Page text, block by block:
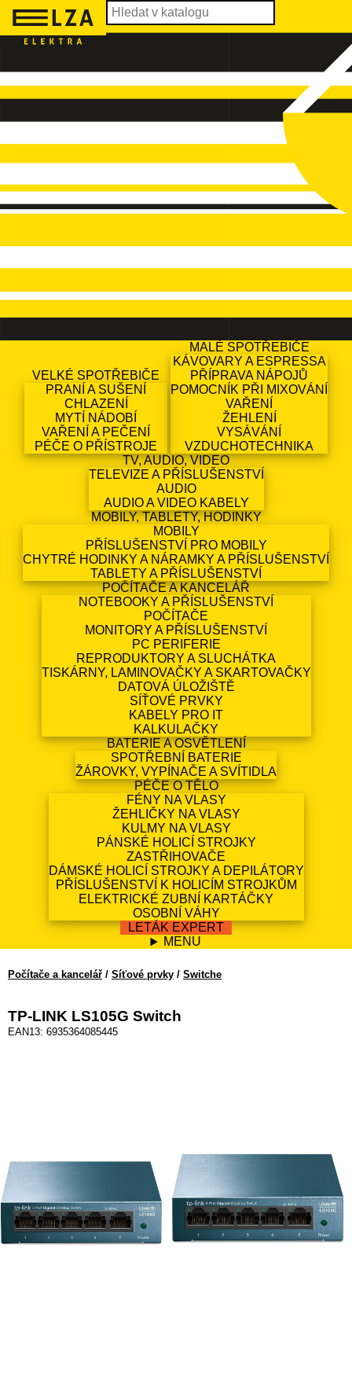
VELKÉ SPOTŘEBIČE
PRANÍ A SUŠENÍ
CHLAZENÍ
MYTÍ NÁDOBÍ
VAŘENÍ A PEČENÍ
PÉČE O PŘÍSTROJE
MALÉ SPOTŘEBIČE
KÁVOVARY A ESPRESSA
PŘÍPRAVA NÁPOJŮ
POMOCNÍK PŘI MIXOVÁNÍ
VAŘENÍ
ŽEHLENÍ
VYSÁVÁNÍ
VZDUCHOTECHNIKA
TV, AUDIO, VIDEO
TELEVIZE A PŘÍSLUŠENSTVÍ
AUDIO
AUDIO A VIDEO KABELY
MOBILY, TABLETY, HODINKY
MOBILY
PŘÍSLUŠENSTVÍ PRO MOBILY
CHYTRÉ HODINKY A NÁRAMKY A PŘÍSLUŠENSTVÍ
TABLETY A PŘÍSLUŠENSTVÍ
POČÍTAČE A KANCELÁŘ
NOTEBOOKY A PŘÍSLUŠENSTVÍ
POČÍTAČE
MONITORY A PŘÍSLUŠENSTVÍ
PC PERIFERIE
REPRODUKTORY A SLUCHÁTKA
TISKÁRNY, LAMINOVAČKY A SKARTOVAČKY
DATOVÁ ÚLOŽIŠTĚ
SÍŤOVÉ PRVKY
KABELY PRO IT
KALKULAČKY
BATERIE A OSVĚTLENÍ
SPOTŘEBNÍ BATERIE
ŽÁROVKY, VYPÍNAČE A SVÍTIDLA
PÉČE O TĚLO
FÉNY NA VLASY
ŽEHLIČKY NA VLASY
KULMY NA VLASY
PÁNSKÉ HOLICÍ STROJKY
ZASTŘIHOVAČE
DÁMSKÉ HOLICÍ STROJKY A DEPILÁTORY
PŘÍSLUŠENSTVÍ K HOLICÍM STROJKŮM
ELEKTRICKÉ ZUBNÍ KARTÁČKY
OSOBNÍ VÁHY
LETÁK EXPERT
MENU
Počítače a kancelář / Síťové prvky / Switche
TP-LINK LS105G Switch
EAN13: 6935364085445